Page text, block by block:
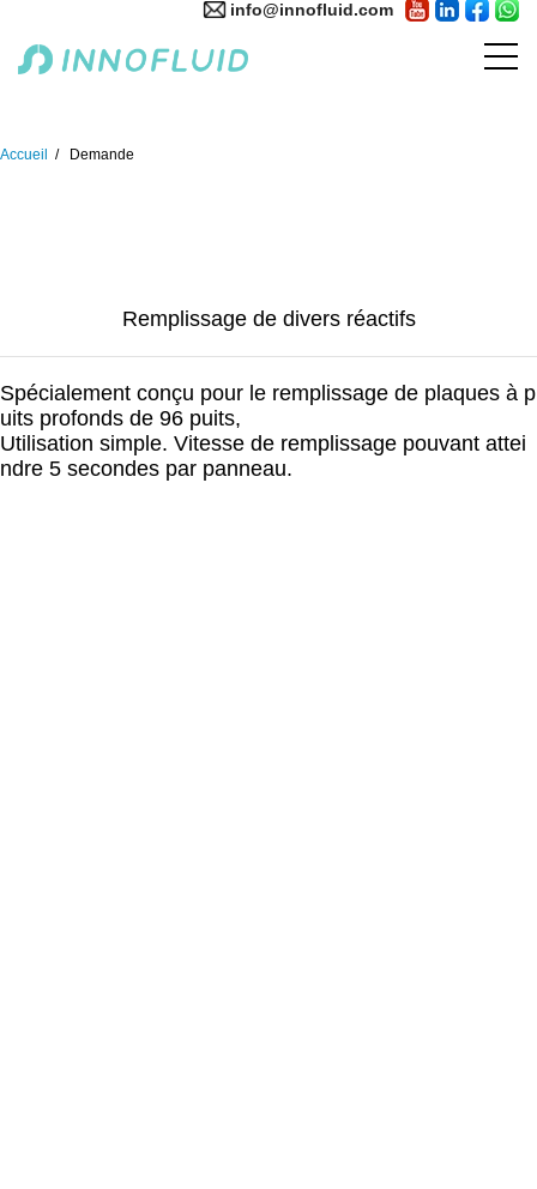
info@innofluid.com
Accueil Demande
Remplissage de divers réactifs
Spécialement conçu pour le remplissage de plaques à p
uits profonds de 96 puits,
Utilisation simple. Vitesse de remplissage pouvant attei
ndre 5 secondes par panneau.